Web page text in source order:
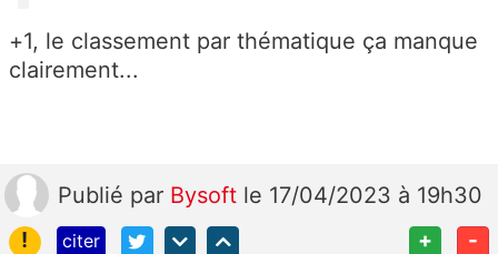
+1, le classement par thématique ça manque
clairement...
Publié par Bysoft le 17/04/2023 à 19h30
!
citer + -